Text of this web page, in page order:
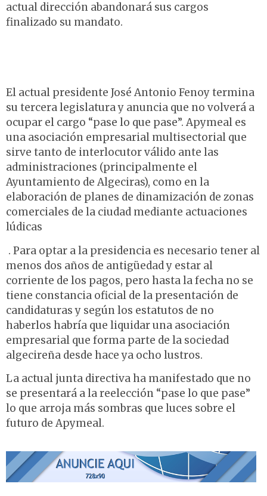
actual dirección abandonará sus cargos
finalizado su mandato.
El actual presidente José Antonio Fenoy termina
su tercera legislatura y anuncia que no volverá a
ocupar el cargo “pase lo que pase”. Apymeal es
una asociación empresarial multisectorial que
sirve tanto de interlocutor válido ante las
administraciones (principalmente el
Ayuntamiento de Algeciras), como en la
elaboración de planes de dinamización de zonas
comerciales de la ciudad mediante actuaciones
lúdicas
. Para optar a la presidencia es necesario tener al
menos dos años de antigüedad y estar al
corriente de los pagos, pero hasta la fecha no se
tiene constancia oficial de la presentación de
candidaturas y según los estatutos de no
haberlos habría que liquidar una asociación
empresarial que forma parte de la sociedad
algecireña desde hace ya ocho lustros.
La actual junta directiva ha manifestado que no
se presentará a la reelección “pase lo que pase”
lo que arroja más sombras que luces sobre el
futuro de Apymeal.